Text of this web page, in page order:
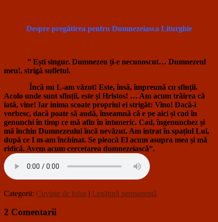
Despre pregătirea pentru Dumnezeiasca Liturghie
” Ești singur. Dumnezeu ți-e necunoscut… Dumnezeul
meu!, strigă sufletul.
Încă nu L-am văzut! Este, însă, împreună cu sfinții.
Acolo unde sunt sfinții, este și Hristos! … Am acum trăirea că
iată, vine! Iar inima scoate propriul ei strigăt: Vino! Dacă-i
vorbesc, dacă poate să audă, înseamnă că e pe aici și cad în
genunchi în timp ce mă aflu în întuneric. Cad, îngenunchez și
mă închin Dumnezeului încă nevăzut. Am intrat în spațiul Lui,
după ce I m-am închinat. Se pleacă El acum asupra mea și mă
ridică. Avem acum cercetarea dumnezeiască”.
Categorii: Cuvinte de folos | Legătură permanentă
2 Comentarii